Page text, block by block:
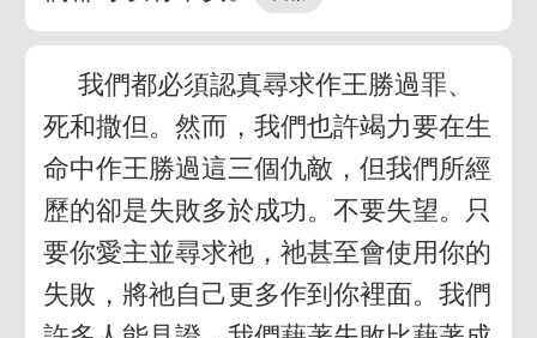
我們都必須認真尋求作王勝過罪、
死和撒但。然而，我們也許竭力要在生
命中作王勝過這三個仇敵，但我們所經
歷的卻是失敗多於成功。不要失望。只
要你愛主並尋求祂，祂甚至會使用你的
失敗，將祂自己更多作到你裡面。我們